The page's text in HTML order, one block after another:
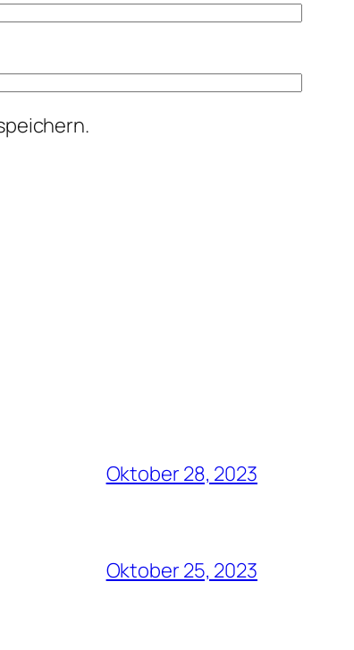
Oktober 28, 2023
Oktober 25, 2023